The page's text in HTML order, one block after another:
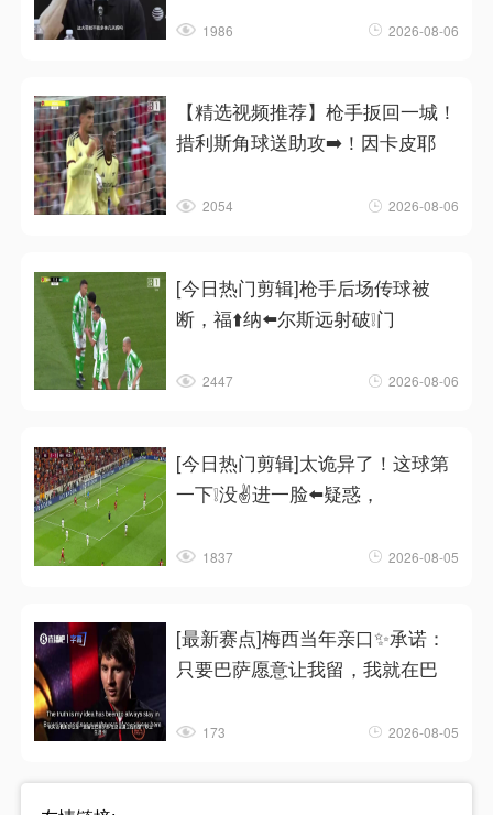
1986 2026-08-06
【精选视频推荐】枪手扳回一城！
措利斯角球送助攻➡️！因卡皮耶
2054 2026-08-06
[今日热门剪辑]枪手后场传球被
断，福⬆️纳⬅️尔斯远射破❕门
2447 2026-08-06
[今日热门剪辑]太诡异了！这球第
一下❕没✌️进一脸⬅️疑惑，
1837 2026-08-05
[最新赛点]梅西当年亲口✨承诺：
只要巴萨愿意让我留，我就在巴
173 2026-08-05